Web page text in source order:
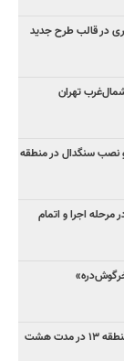
در قالب طرح جدید
تهران
نصب سنگدال در منطقه
پل‌های مسیر تندرستی؛ ۳ پل در مرحله اجرا و اتمام
تقدیر معاون شهردار تهران از عملکرد شهردار منطقه ۱۳ در مدت هشت